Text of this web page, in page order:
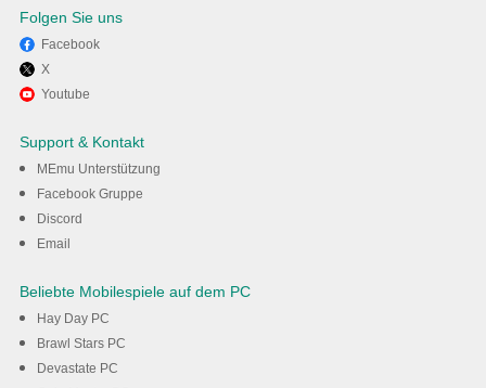
Viel Spaß beim Spielen von
Cairn auf dem PC mit MEmu
Folgen Sie uns
Facebook
X
Youtube
Support & Kontakt
MEmu Unterstützung
Facebook Gruppe
Discord
Email
Beliebte Mobilespiele auf dem PC
Hay Day PC
Brawl Stars PC
Devastate PC